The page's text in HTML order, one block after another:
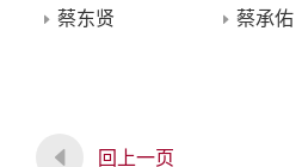
蔡东贤 蔡承佑
回上一页